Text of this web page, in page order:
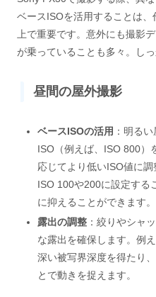
ベースISOを活用することは
上で重要です。意外にも撮影
が乗っていることも多々。し
昼間の屋外撮影
ベースISOの活用 ：明る
ISO（例えば、ISO 800）
応じてより低いISO値に調
ISO 100や200に設定する
に抑えることができます。
露出の調整：絞りやシャ
な露出を確保します。例
深い被写界深度を得たり
とで動きを捉えます。